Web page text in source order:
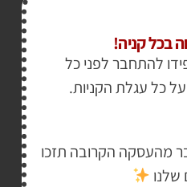
₪120.00
בכל קניה!
להתחבר לפני כל
מהעסקה הקרובה תזכו